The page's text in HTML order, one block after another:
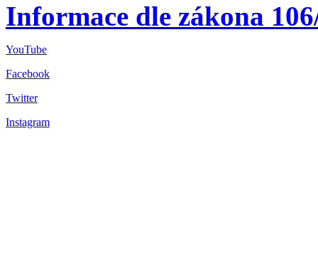
Informace dle zákona
YouTube
Facebook
Twitter
Instagram